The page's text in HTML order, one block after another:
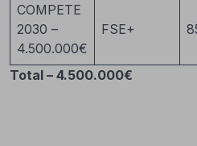
COMPETE
2030 –
4.500.000€
FSE+
Total – 4.500.000€